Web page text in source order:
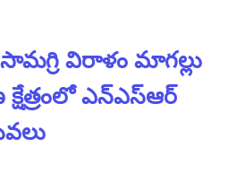
విరాళం మాగల్లు
ఎన్ఎస్ఆర్